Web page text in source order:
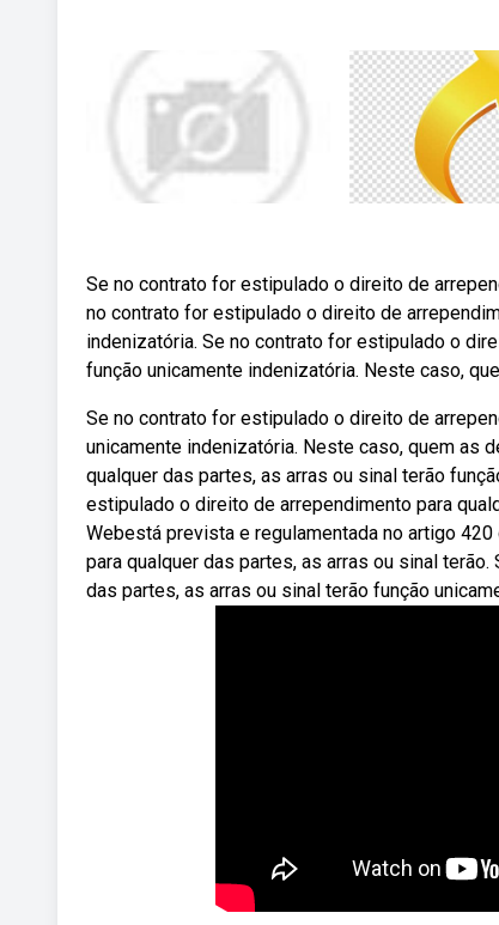
Se no contrato for estipulado o direito de
no contrato for estipulado o direito de
indenizatória. Se no contrato for estipulado o
função unicamente indenizatória. Neste caso,
Se no contrato for estipulado o direito de
unicamente indenizatória. Neste caso, quem as
qualquer das partes, as arras ou sinal terão
estipulado o direito de arrependimento para
Webestá prevista e regulamentada no artigo
para qualquer das partes, as arras ou sinal
das partes, as arras ou sinal terão função